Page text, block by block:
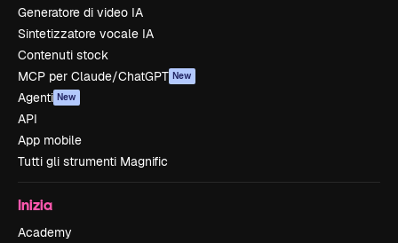
Generatore di video IA
Sintetizzatore vocale IA
Contenuti stock
MCP per Claude/ChatGPT New
Agenti New
API
App mobile
Tutti gli strumenti Magnific
Inizia
Academy